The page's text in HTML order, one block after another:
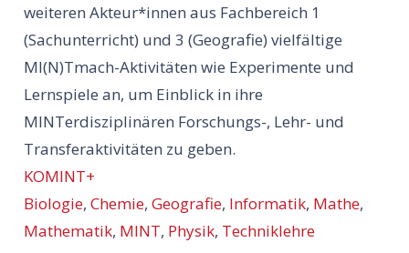
weiteren Akteur*innen aus Fachbereich 1
(Sachunterricht) und 3 (Geografie) vielfältige
MI(N)Tmach-Aktivitäten wie Experimente und
Lernspiele an, um Einblick in ihre
MINTerdisziplinären Forschungs-, Lehr- und
Transferaktivitäten zu geben.
KOMINT+
Biologie, Chemie, Geografie, Informatik, Mathe,
Mathematik, MINT, Physik, Techniklehre